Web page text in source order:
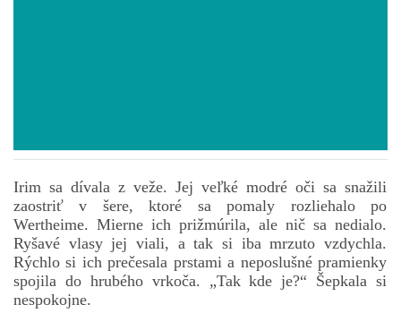
VÍLA NA BRONZOVEJ ULICI
VLČÍ MOR
Irim sa dívala z veže. Jej veľké modré oči sa snažili
zaostriť v šere, ktoré sa pomaly rozliehalo po
Wertheime. Mierne ich prižmúrila, ale nič sa nedialo.
Ryšavé vlasy jej viali, a tak si iba mrzuto vzdychla.
Rýchlo si ich prečesala prstami a neposlušné pramienky
spojila do hrubého vrkoča. „Tak kde je?“ Šepkala si
nespokojne.